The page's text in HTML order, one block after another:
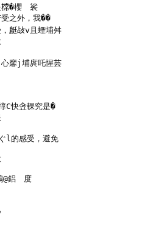
櫻　裟
之外，我��
𪊶敁v且蟶埔舛
心黁j埔庹吒惺芸
C快𠈔輠究是�
l的感受，避免
鋁　度